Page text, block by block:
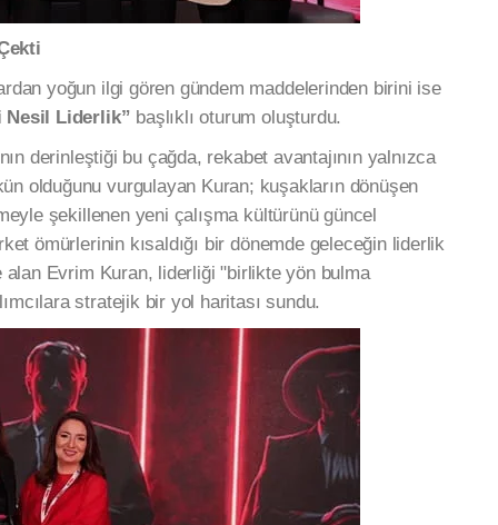
yoğun ilgi gören gündem maddelerinden birini ise
Nesil Liderlik” başlıklı oturum oluşturdu.
derinleştiği bu çağda, rekabet avantajının yalnızca
olduğunu vurgulayan Kuran; kuşakların dönüşen
şekillenen yeni çalışma kültürünü güncel
ömürlerinin kısaldığı bir dönemde geleceğin liderlik
alan Evrim Kuran, liderliği "birlikte yön bulma
stratejik bir yol haritası sundu.